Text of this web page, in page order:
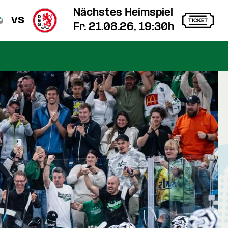
vs
Nächstes Heimspiel
Fr. 21.08.26, 19:30h